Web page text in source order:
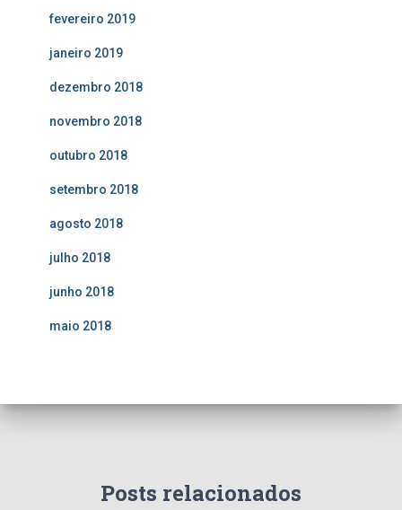
fevereiro 2019
janeiro 2019
dezembro 2018
novembro 2018
outubro 2018
setembro 2018
agosto 2018
julho 2018
junho 2018
maio 2018
Posts relacionados